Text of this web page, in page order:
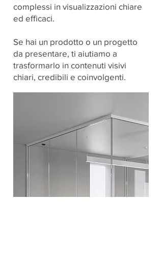
complessi in visualizzazioni chiare
ed efficaci.
Se hai un prodotto o un progetto
da presentare, ti aiutiamo a
trasformarlo in contenuti visivi
chiari, credibili e coinvolgenti.